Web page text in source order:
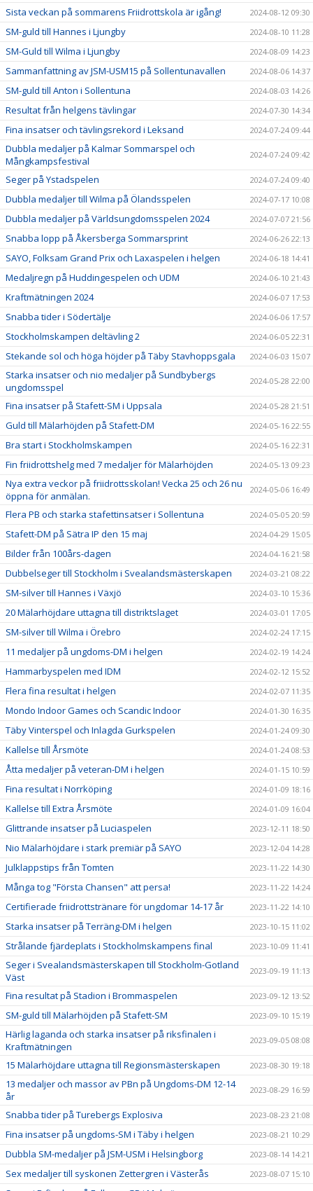
Sista veckan på sommarens Friidrottskola är igång! 2024-08-12 09:30
SM-guld till Hannes i Ljungby 2024-08-10 11:28
SM-Guld till Wilma i Ljungby 2024-08-09 14:23
Sammanfattning av JSM-USM15 på Sollentunavallen 2024-08-06 14:37
SM-guld till Anton i Sollentuna 2024-08-03 14:26
Resultat från helgens tävlingar 2024-07-30 14:34
Fina insatser och tävlingsrekord i Leksand 2024-07-24 09:44
Dubbla medaljer på Kalmar Sommarspel och
Mångkampsfestival
2024-07-24 09:42
Seger på Ystadspelen 2024-07-24 09:40
Dubbla medaljer till Wilma på Ölandsspelen 2024-07-17 10:08
Dubbla medaljer på Världsungdomsspelen 2024 2024-07-07 21:56
Snabba lopp på Åkersberga Sommarsprint 2024-06-26 22:13
SAYO, Folksam Grand Prix och Laxaspelen i helgen 2024-06-18 14:41
Medaljregn på Huddingespelen och UDM 2024-06-10 21:43
Kraftmätningen 2024 2024-06-07 17:53
Snabba tider i Södertälje 2024-06-06 17:57
Stockholmskampen deltävling 2 2024-06-05 22:31
Stekande sol och höga höjder på Täby Stavhoppsgala 2024-06-03 15:07
Starka insatser och nio medaljer på Sundbybergs
ungdomsspel
2024-05-28 22:00
Fina insatser på Stafett-SM i Uppsala 2024-05-28 21:51
Guld till Mälarhöjden på Stafett-DM 2024-05-16 22:55
Bra start i Stockholmskampen 2024-05-16 22:31
Fin friidrottshelg med 7 medaljer för Mälarhöjden 2024-05-13 09:23
Nya extra veckor på friidrottsskolan! Vecka 25 och 26 nu
öppna för anmälan.
2024-05-06 16:49
Flera PB och starka stafettinsatser i Sollentuna 2024-05-05 20:59
Stafett-DM på Sätra IP den 15 maj 2024-04-29 15:05
Bilder från 100års-dagen 2024-04-16 21:58
Dubbelseger till Stockholm i Svealandsmästerskapen 2024-03-21 08:22
SM-silver till Hannes i Växjö 2024-03-10 15:36
20 Mälarhöjdare uttagna till distriktslaget 2024-03-01 17:05
SM-silver till Wilma i Örebro 2024-02-24 17:15
11 medaljer på ungdoms-DM i helgen 2024-02-19 14:24
Hammarbyspelen med IDM 2024-02-12 15:52
Flera fina resultat i helgen 2024-02-07 11:35
Mondo Indoor Games och Scandic Indoor 2024-01-30 16:35
Täby Vinterspel och Inlagda Gurkspelen 2024-01-24 09:30
Kallelse till Årsmöte 2024-01-24 08:53
Åtta medaljer på veteran-DM i helgen 2024-01-15 10:59
Fina resultat i Norrköping 2024-01-09 18:16
Kallelse till Extra Årsmöte 2024-01-09 16:04
Glittrande insatser på Luciaspelen 2023-12-11 18:50
Nio Mälarhöjdare i stark premiär på SAYO 2023-12-04 14:28
Julklappstips från Tomten 2023-11-22 14:30
Många tog "Första Chansen" att persa! 2023-11-22 14:24
Certifierade friidrottstränare för ungdomar 14-17 år 2023-11-22 14:10
Starka insatser på Terräng-DM i helgen 2023-10-15 11:02
Strålande fjärdeplats i Stockholmskampens final 2023-10-09 11:41
Seger i Svealandsmästerskapen till Stockholm-Gotland
Väst
2023-09-19 11:13
Fina resultat på Stadion i Brommaspelen 2023-09-12 13:52
SM-guld till Mälarhöjden på Stafett-SM 2023-09-10 15:19
Härlig laganda och starka insatser på riksfinalen i
Kraftmätningen
2023-09-05 08:08
15 Mälarhöjdare uttagna till Regionsmästerskapen 2023-08-30 19:18
13 medaljer och massor av PBn på Ungdoms-DM 12-14
år
2023-08-29 16:59
Snabba tider på Turebergs Explosiva 2023-08-23 21:08
Fina insatser på ungdoms-SM i Täby i helgen 2023-08-21 10:29
Dubbla SM-medaljer på JSM-USM i Helsingborg 2023-08-14 14:21
Sex medaljer till syskonen Zettergren i Västerås 2023-08-07 15:10